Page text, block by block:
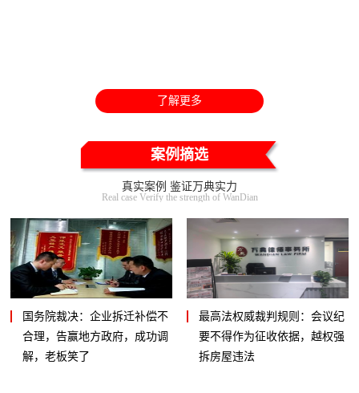
了解更多
案例摘选
真实案例 鉴证万典实力
Real case Verify the strength of WanDian
国务院裁决：企业拆迁补偿不
合理，告赢地方政府，成功调
解，老板笑了
最高法权威裁判规则：会议纪
要不得作为征收依据，越权强
拆房屋违法